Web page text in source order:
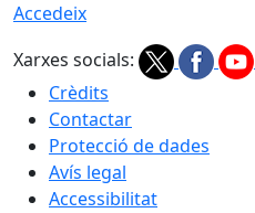
Accedeix
Xarxes socials:
Crèdits
Contactar
Protecció de dades
Avís legal
Accessibilitat